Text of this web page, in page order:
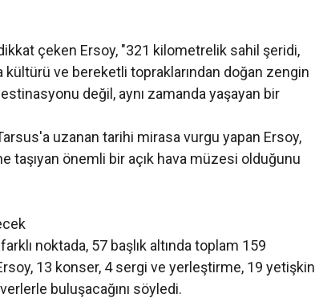
çeken Ersoy, "321 kilometrelik sahil şeridi,
kültürü ve bereketli topraklarından doğan zengin
değil, aynı zamanda yaşayan bir
uzanan tarihi mirasa vurgu yapan Ersoy,
taşıyan önemli bir açık hava müzesi olduğunu
noktada, 57 başlık altında toplam 159
13 konser, 4 sergi ve yerleştirme, 19 yetişkin
buluşacağını söyledi.